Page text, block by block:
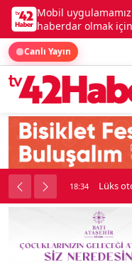
Mobil
haberdar olmak
Canlı Yayın
kavga çıktı 18:34 Lüks